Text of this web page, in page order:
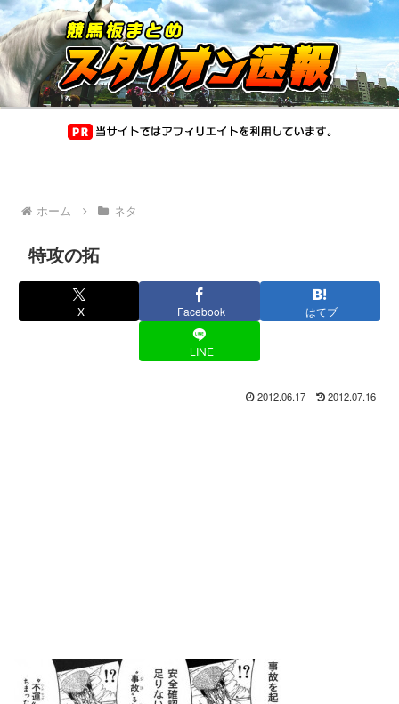
ホーム ネタ
特攻の拓
X Facebook はてブ
LINE
2012.06.17 2012.07.16